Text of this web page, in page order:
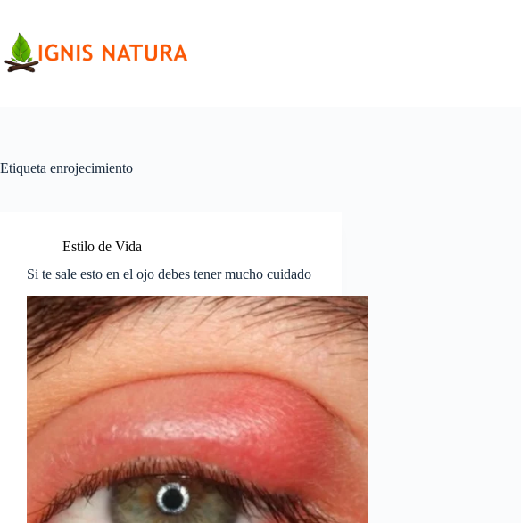
contenido
Etiqueta enrojecimiento
Estilo de Vida
Si te sale esto en el ojo debes tener mucho cuidado